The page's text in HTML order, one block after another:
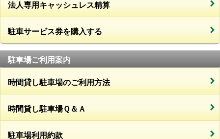
法人専用キャッシュレス精算
駐車サービス券を購入する
駐車場ご利用案内
時間貸し駐車場のご利用方法
時間貸し駐車場Ｑ＆Ａ
駐車場利用約款